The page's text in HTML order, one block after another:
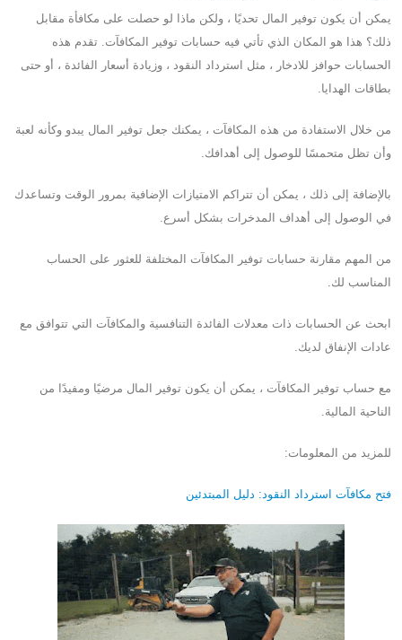
يمكن أن يكون توفير المال تحديًا ، ولكن ماذا لو حصلت على مكافأة مقابل
ذلك؟ هذا هو المكان الذي تأتي فيه حسابات توفير المكافآت. تقدم هذه
الحسابات حوافز للادخار ، مثل استرداد النقود ، وزيادة أسعار الفائدة ، أو حتى
بطاقات الهدايا.
من خلال الاستفادة من هذه المكافآت ، يمكنك جعل توفير المال يبدو وكأنه لعبة
وأن تظل متحمسًا للوصول إلى أهدافك.
بالإضافة إلى ذلك ، يمكن أن تتراكم الامتيازات الإضافية بمرور الوقت وتساعدك
في الوصول إلى أهداف المدخرات بشكل أسرع.
من المهم مقارنة حسابات توفير المكافآت المختلفة للعثور على الحساب
المناسب لك.
ابحث عن الحسابات ذات معدلات الفائدة التنافسية والمكافآت التي تتوافق مع
عادات الإنفاق لديك.
مع حساب توفير المكافآت ، يمكن أن يكون توفير المال مرضيًا ومفيدًا من
الناحية المالية.
للمزيد من المعلومات:
فتح مكافآت استرداد النقود: دليل المبتدئين